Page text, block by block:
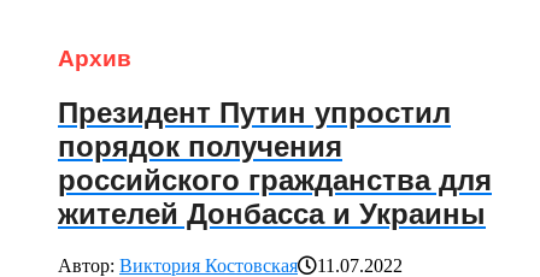
Архив
Президент Путин упростил
порядок получения
российского гражданства для
жителей Донбасса и Украины
Автор: Виктория Костовская
11.07.2022